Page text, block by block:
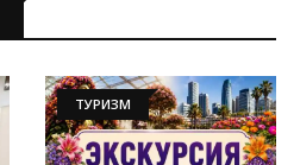
ТУРИЗМ